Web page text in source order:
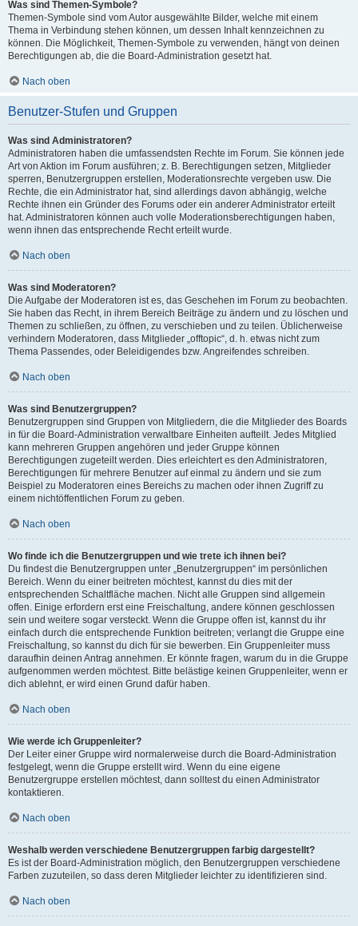
Was sind Themen-Symbole?
Themen-Symbole sind vom Autor ausgewählte Bilder, welche mit einem
Thema in Verbindung stehen können, um dessen Inhalt kennzeichnen zu
können. Die Möglichkeit, Themen-Symbole zu verwenden, hängt von deinen
Berechtigungen ab, die die Board-Administration gesetzt hat.
Nach oben
Benutzer-Stufen und Gruppen
Was sind Administratoren?
Administratoren haben die umfassendsten Rechte im Forum. Sie können jede
Art von Aktion im Forum ausführen; z. B. Berechtigungen setzen, Mitglieder
sperren, Benutzergruppen erstellen, Moderationsrechte vergeben usw. Die
Rechte, die ein Administrator hat, sind allerdings davon abhängig, welche
Rechte ihnen ein Gründer des Forums oder ein anderer Administrator erteilt
hat. Administratoren können auch volle Moderationsberechtigungen haben,
wenn ihnen das entsprechende Recht erteilt wurde.
Nach oben
Was sind Moderatoren?
Die Aufgabe der Moderatoren ist es, das Geschehen im Forum zu beobachten.
Sie haben das Recht, in ihrem Bereich Beiträge zu ändern und zu löschen und
Themen zu schließen, zu öffnen, zu verschieben und zu teilen. Üblicherweise
verhindern Moderatoren, dass Mitglieder „offtopic“, d. h. etwas nicht zum
Thema Passendes, oder Beleidigendes bzw. Angreifendes schreiben.
Nach oben
Was sind Benutzergruppen?
Benutzergruppen sind Gruppen von Mitgliedern, die die Mitglieder des Boards
in für die Board-Administration verwaltbare Einheiten aufteilt. Jedes Mitglied
kann mehreren Gruppen angehören und jeder Gruppe können
Berechtigungen zugeteilt werden. Dies erleichtert es den Administratoren,
Berechtigungen für mehrere Benutzer auf einmal zu ändern und sie zum
Beispiel zu Moderatoren eines Bereichs zu machen oder ihnen Zugriff zu
einem nichtöffentlichen Forum zu geben.
Nach oben
Wo finde ich die Benutzergruppen und wie trete ich ihnen bei?
Du findest die Benutzergruppen unter „Benutzergruppen“ im persönlichen
Bereich. Wenn du einer beitreten möchtest, kannst du dies mit der
entsprechenden Schaltfläche machen. Nicht alle Gruppen sind allgemein
offen. Einige erfordern erst eine Freischaltung, andere können geschlossen
sein und weitere sogar versteckt. Wenn die Gruppe offen ist, kannst du ihr
einfach durch die entsprechende Funktion beitreten; verlangt die Gruppe eine
Freischaltung, so kannst du dich für sie bewerben. Ein Gruppenleiter muss
daraufhin deinen Antrag annehmen. Er könnte fragen, warum du in die Gruppe
aufgenommen werden möchtest. Bitte belästige keinen Gruppenleiter, wenn er
dich ablehnt, er wird einen Grund dafür haben.
Nach oben
Wie werde ich Gruppenleiter?
Der Leiter einer Gruppe wird normalerweise durch die Board-Administration
festgelegt, wenn die Gruppe erstellt wird. Wenn du eine eigene
Benutzergruppe erstellen möchtest, dann solltest du einen Administrator
kontaktieren.
Nach oben
Weshalb werden verschiedene Benutzergruppen farbig dargestellt?
Es ist der Board-Administration möglich, den Benutzergruppen verschiedene
Farben zuzuteilen, so dass deren Mitglieder leichter zu identifizieren sind.
Nach oben